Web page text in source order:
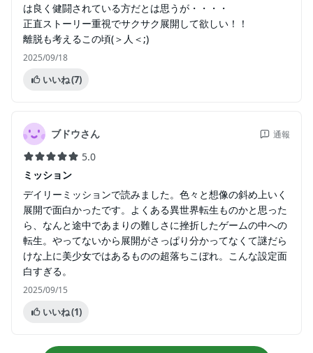
は良く健闘されている方だとは思うが・・・・
正直ストーリー重視でサクサク展開して欲しい！！
離脱も考えるこの頃(＞人＜;)
2025/09/18
いいね(7)
ブドウさん 通報
5.0
ミッション
デイリーミッションで読みました。色々と想像の斜め上いく
展開で面白かったです。よくある異世界転生ものかと思った
ら、なんと途中であまりの難しさに挫折したゲームの中への
転生。やってないから展開がさっぱり分かってなくて謎だら
けな上に美少女ではあるものの超落ちこぼれ。こんな設定面
白すぎる。
2025/09/15
いいね(1)